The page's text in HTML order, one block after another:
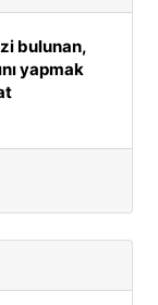
bulunan,
yapmak